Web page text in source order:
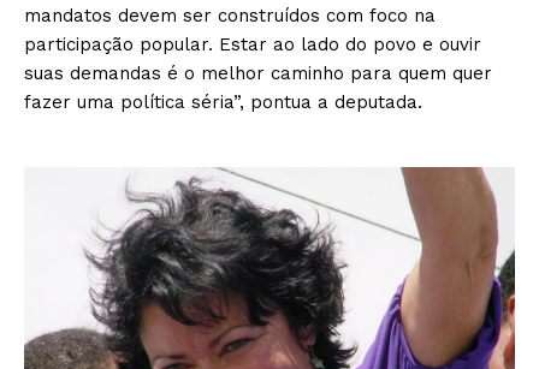
mandatos devem ser construídos com foco na
participação popular. Estar ao lado do povo e ouvir
suas demandas é o melhor caminho para quem quer
fazer uma política séria”, pontua a deputada.